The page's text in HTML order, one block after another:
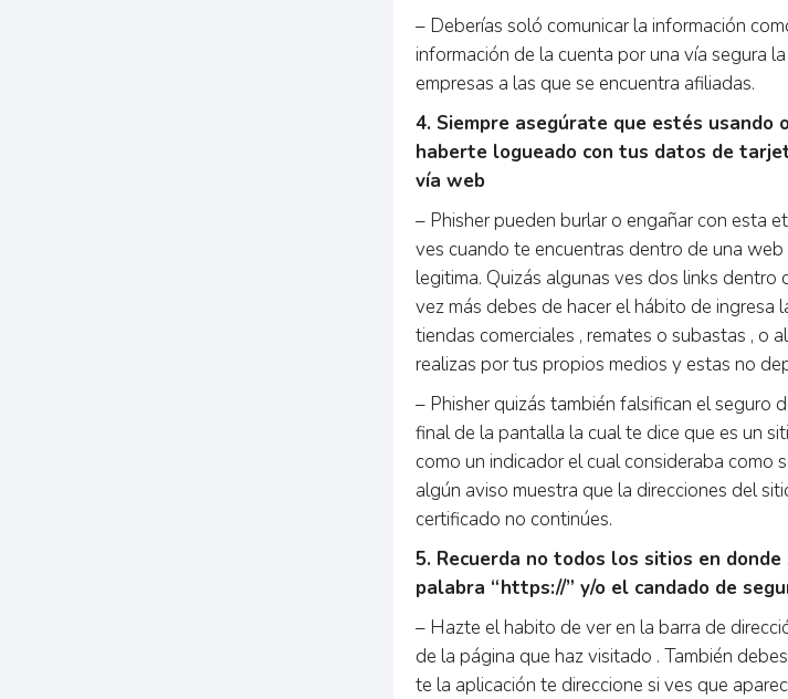
– Deberías soló comunicar la información
información de la cuenta por una vía segura
empresas a las que se encuentra afiliadas.
4. Siempre asegúrate que estés usando
haberte logueado con tus datos de
vía web
– Phisher pueden burlar o engañar con esta
ves cuando te encuentras dentro de una
legitima. Quizás algunas ves dos links dentro
vez más debes de hacer el hábito de ingresa
tiendas comerciales , remates o subastas , o
realizas por tus propios medios y estas no
– Phisher quizás también falsifican el seguro
final de la pantalla la cual te dice que es un
como un indicador el cual consideraba como
algún aviso muestra que la direcciones del
certificado no continúes.
5. Recuerda no todos los sitios en
palabra “https://” y/o el candado de
– Hazte el habito de ver en la barra de
de la página que haz visitado . También
te la aplicación te direccione si ves que